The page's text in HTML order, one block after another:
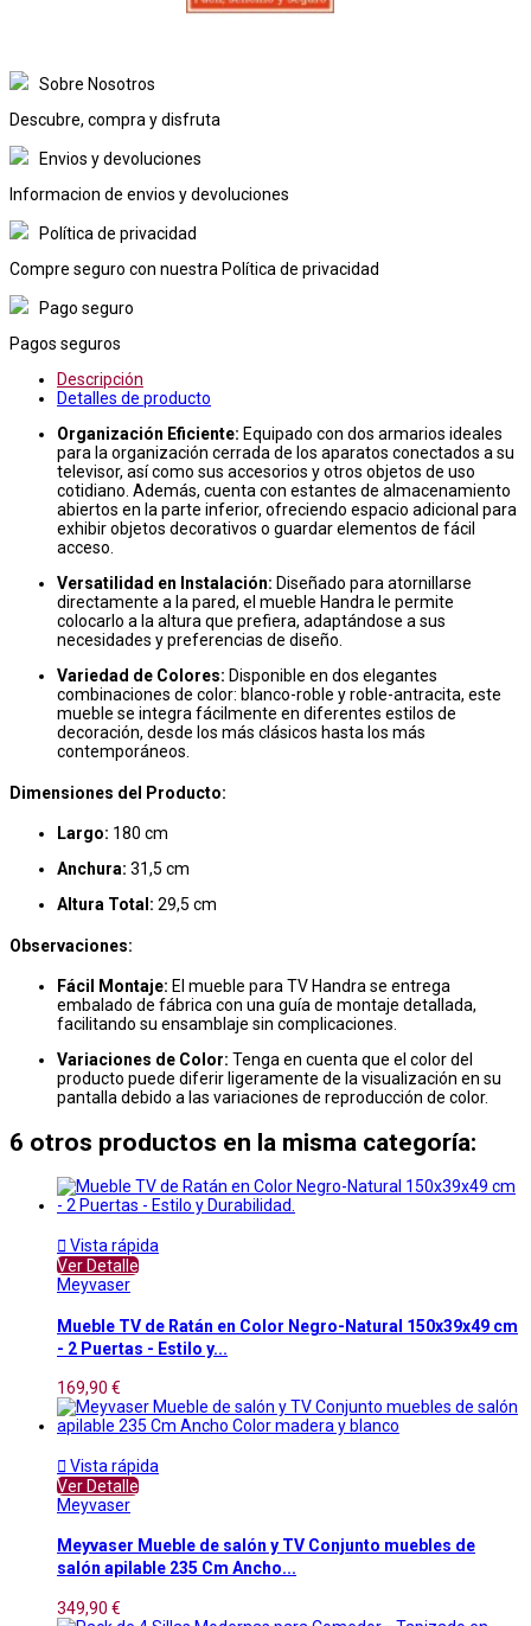
Sobre Nosotros
Descubre, compra y disfruta
Envios y devoluciones
Informacion de envios y devoluciones
Política de privacidad
Compre seguro con nuestra Política de privacidad
Pago seguro
Pagos seguros
Descripción
Detalles de producto
Organización Eficiente: Equipado con dos armarios ideales
para la organización cerrada de los aparatos conectados a su
televisor, así como sus accesorios y otros objetos de uso
cotidiano. Además, cuenta con estantes de almacenamiento
abiertos en la parte inferior, ofreciendo espacio adicional para
exhibir objetos decorativos o guardar elementos de fácil
acceso.
Versatilidad en Instalación: Diseñado para atornillarse
directamente a la pared, el mueble Handra le permite
colocarlo a la altura que prefiera, adaptándose a sus
necesidades y preferencias de diseño.
Variedad de Colores: Disponible en dos elegantes
combinaciones de color: blanco-roble y roble-antracita, este
mueble se integra fácilmente en diferentes estilos de
decoración, desde los más clásicos hasta los más
contemporáneos.
Dimensiones del Producto:
Largo: 180 cm
Anchura: 31,5 cm
Altura Total: 29,5 cm
Observaciones:
Fácil Montaje: El mueble para TV Handra se entrega
embalado de fábrica con una guía de montaje detallada,
facilitando su ensamblaje sin complicaciones.
Variaciones de Color: Tenga en cuenta que el color del
producto puede diferir ligeramente de la visualización en su
pantalla debido a las variaciones de reproducción de color.
6 otros productos en la misma categoría:
 Vista rápida
Ver Detalle
Meyvaser
Mueble TV de Ratán en Color Negro-Natural 150x39x49 cm
- 2 Puertas - Estilo y...
169,90 €
 Vista rápida
Ver Detalle
Meyvaser
Meyvaser Mueble de salón y TV Conjunto muebles de
salón apilable 235 Cm Ancho...
349,90 €